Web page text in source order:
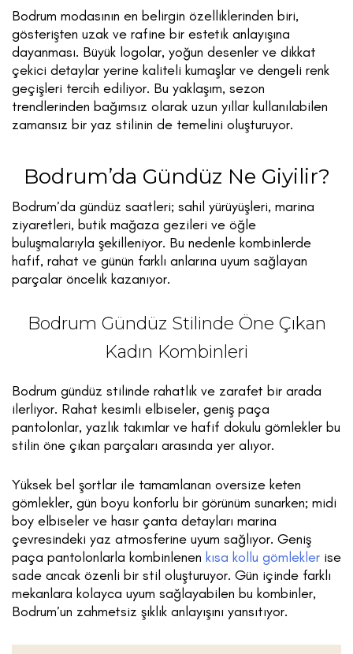
Bodrum modasının en belirgin özelliklerinden biri,
gösterişten uzak ve rafine bir estetik anlayışına
dayanması. Büyük logolar, yoğun desenler ve dikkat
çekici detaylar yerine kaliteli kumaşlar ve dengeli renk
geçişleri tercih ediliyor. Bu yaklaşım, sezon
trendlerinden bağımsız olarak uzun yıllar kullanılabilen
zamansız bir yaz stilinin de temelini oluşturuyor.
Bodrum’da Gündüz Ne Giyilir?
Bodrum’da gündüz saatleri; sahil yürüyüşleri, marina
ziyaretleri, butik mağaza gezileri ve öğle
buluşmalarıyla şekilleniyor. Bu nedenle kombinlerde
hafif, rahat ve günün farklı anlarına uyum sağlayan
parçalar öncelik kazanıyor.
Bodrum Gündüz Stilinde Öne Çıkan
Kadın Kombinleri
Bodrum gündüz stilinde rahatlık ve zarafet bir arada
ilerliyor. Rahat kesimli elbiseler, geniş paça
pantolonlar, yazlık takımlar ve hafif dokulu gömlekler bu
stilin öne çıkan parçaları arasında yer alıyor.
Yüksek bel şortlar ile tamamlanan oversize keten
gömlekler, gün boyu konforlu bir görünüm sunarken; midi
boy elbiseler ve hasır çanta detayları marina
çevresindeki yaz atmosferine uyum sağlıyor. Geniş
paça pantolonlarla kombinlenen kısa kollu gömlekler ise
sade ancak özenli bir stil oluşturuyor. Gün içinde farklı
mekanlara kolayca uyum sağlayabilen bu kombinler,
Bodrum’un zahmetsiz şıklık anlayışını yansıtıyor.